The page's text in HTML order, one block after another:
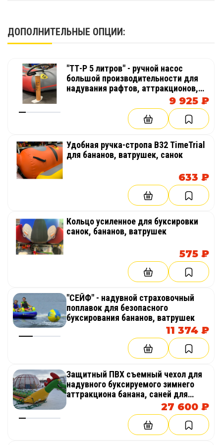
ДОПОЛНИТЕЛЬНЫЕ ОПЦИИ:
"ТТ-Р 5 литров" - ручной насос
большой производительности для
надувания рафтов, аттракционов,
палаток, катамаранов, лодок9 925 ₽
Удобная ручка-стропа В32 TimeTrial
для бананов, ватрушек, санок
633 ₽
Кольцо усиленное для буксировки
санок, бананов, ватрушек
575 ₽
"СЕЙФ" - надувной страховочный
поплавок для безопасного
буксирования бананов, ватрушек
11 374 ₽
Защитный ПВХ съемный чехол для
надувного буксируемого зимнего
аттракциона банана, саней для
защиты от повреждений, стирания,
27 600 ₽